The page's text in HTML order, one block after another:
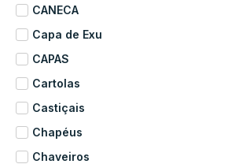
CANECA
Capa de Exu
CAPAS
Cartolas
Castiçais
Chapéus
Chaveiros